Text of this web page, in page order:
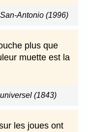
Antonio (1996)
plus que
muette est la
(1843)
les joues ont